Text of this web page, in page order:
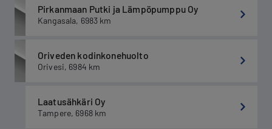
Pirkanmaan Putki ja Lämpöpumppu Oy
Kangasala, 6983 km
Oriveden kodinkonehuolto
Orivesi, 6984 km
Laatusähkäri Oy
Tampere, 6968 km